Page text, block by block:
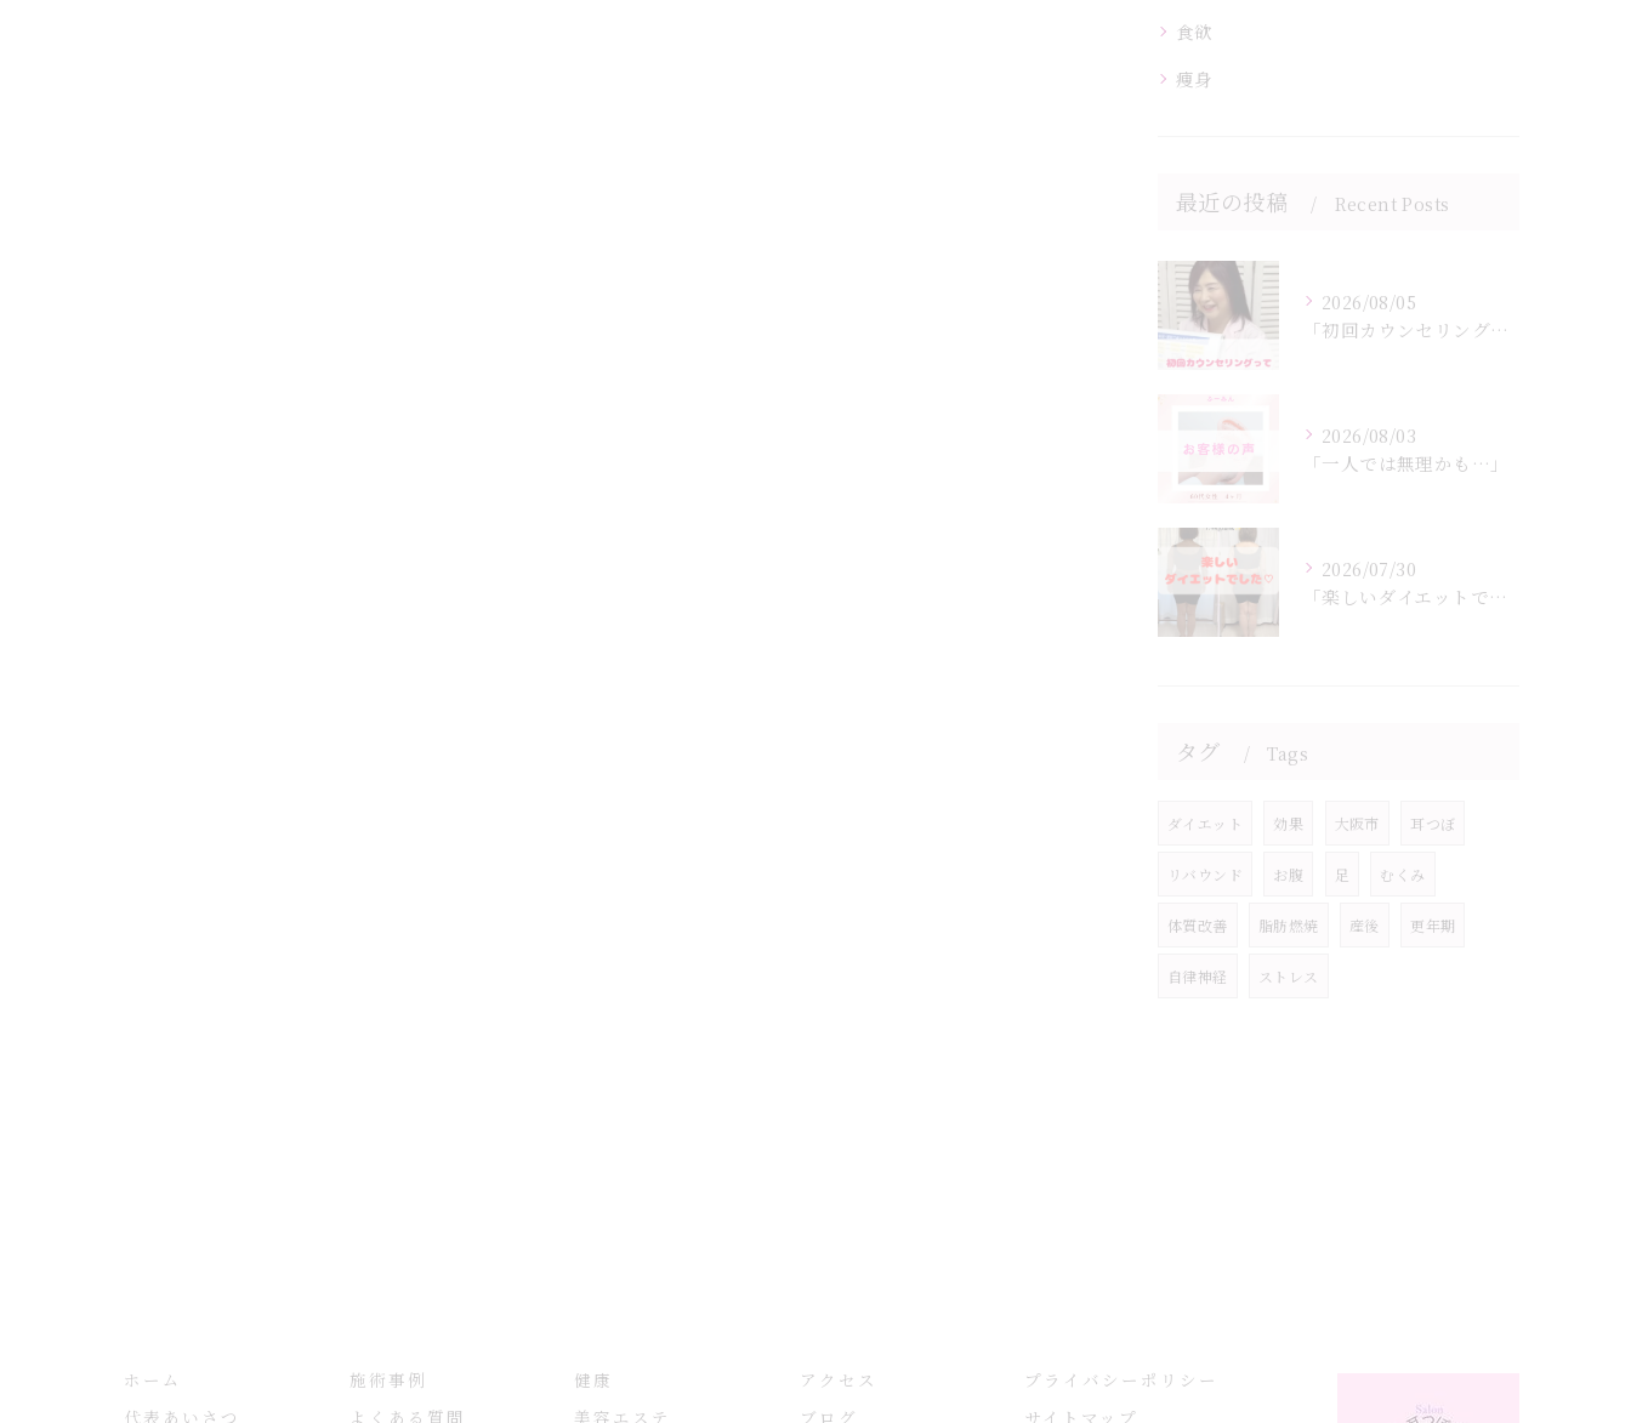
食欲
痩身
最近の投稿 Recent Posts
2026/08/05
「初回カウンセリングでは何をするの？」
2026/08/03
「一人では無理かも…」
2026/07/30
「楽しいダイエットでした♡」
タグ Tags
ダイエット 効果 大阪市 耳つぼ
リバウンド お腹 足 むくみ
体質改善 脂肪燃焼 産後 更年期
自律神経 ストレス
ホーム
代表あいさつ
施術事例
よくある質問
健康
美容エステ
アクセス
ブログ
プライバシーポリシー
サイトマップ